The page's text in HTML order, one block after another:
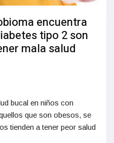
encuentra
tipo 2 son
mala salud
bucal en niños con
que son obesos, se
tienden a tener peor salud